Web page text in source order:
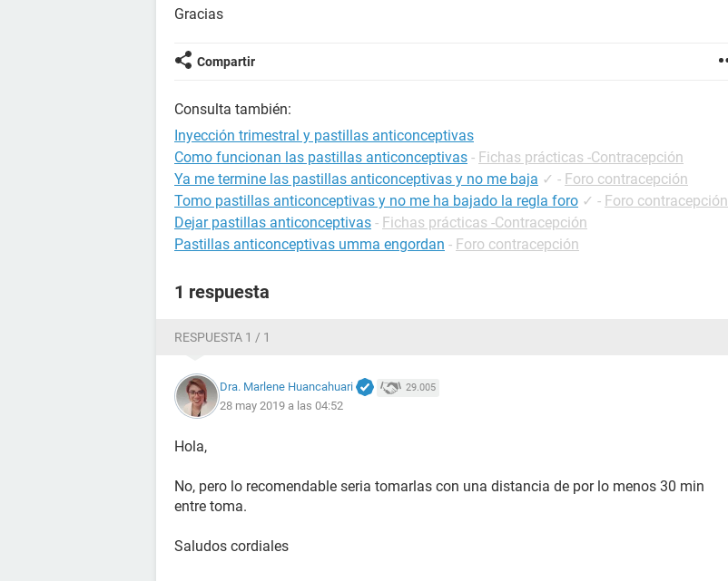
Gracias
Compartir
Consulta también:
Inyección trimestral y pastillas anticonceptivas
Como funcionan las pastillas anticonceptivas - Fichas prácticas -Contracepción
Ya me termine las pastillas anticonceptivas y no me baja ✓ - Foro contracepción
Tomo pastillas anticonceptivas y no me ha bajado la regla foro ✓ - Foro contracepción
Dejar pastillas anticonceptivas - Fichas prácticas -Contracepción
Pastillas anticonceptivas umma engordan - Foro contracepción
1 respuesta
RESPUESTA 1 / 1
Dra. Marlene Huancahuari 29.005
28 may 2019 a las 04:52
Hola,
No, pero lo recomendable seria tomarlas con una distancia de por lo menos 30 min
entre toma.
Saludos cordiales